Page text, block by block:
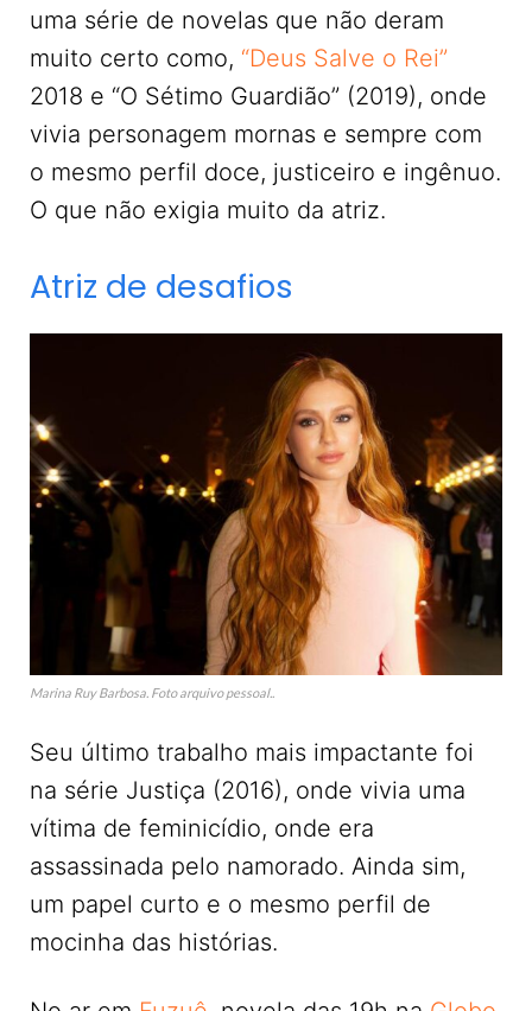
uma série de novelas que não deram
muito certo como, “Deus Salve o Rei”
2018 e “O Sétimo Guardião” (2019), onde
vivia personagem mornas e sempre com
o mesmo perfil doce, justiceiro e ingênuo.
O que não exigia muito da atriz.
Atriz de desafios
Marina Ruy Barbosa. Foto arquivo pessoal..
Seu último trabalho mais impactante foi
na série Justiça (2016), onde vivia uma
vítima de feminicídio, onde era
assassinada pelo namorado. Ainda sim,
um papel curto e o mesmo perfil de
mocinha das histórias.